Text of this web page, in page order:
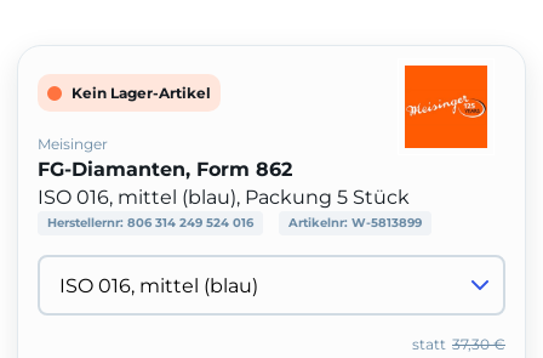
Kein Lager-Artikel
Meisinger
FG-Diamanten, Form 862
ISO 016, mittel (blau), Packung 5 Stück
Herstellernr: 806 314 249 524 016 Artikelnr: W-5813899
37,30 €
statt